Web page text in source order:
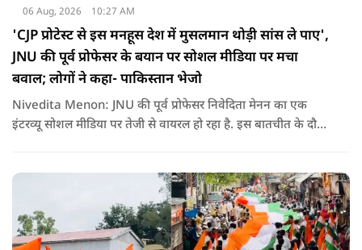
06 Aug, 2026 10:27 AM
'CJP प्रोटेस्ट से इस मनहूस देश में मुसलमान थोड़ी सांस ले पाए',
JNU की पूर्व प्रोफेसर के बयान पर सोशल मीडिया पर मचा
बवाल; लोगों ने कहा- पाकिस्तान भेजो
Nivedita Menon: JNU की पूर्व प्रोफेसर निवेदिता मेनन का एक
इंटरव्यू सोशल मीडिया पर तेजी से वायरल हो रहा है. इस बातचीत के दौरान
ज्यादा विवाद खड़ा कर दिया.